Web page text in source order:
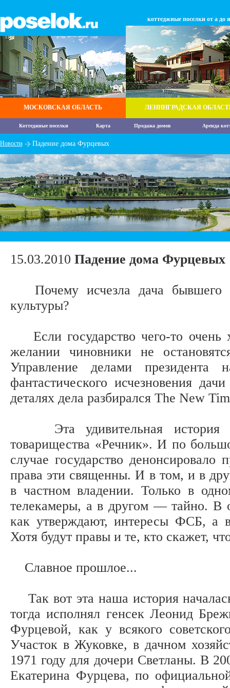
МОСКОВСКАЯ ОБЛАСТЬ
коттеджные поселки от а до я
ЛЕНИНГРАДСКАЯ
Коттеджные поселки Карта Продажа домов Аренда
Новости Падение дома Фурцевых
15.03.2010 Падение дома Фурцевых
Почему исчезла дача бывшего
культуры?
Если государство чего-то очень
желании чиновники не
Управление делами президента
фантастического исчезновения
деталях дела разбирался The New
Эта удивительная история
товарищества «Речник». И по
случае государство денонсировало
права эти священны. И в том, и в
в частном владении. Только в
телекамеры, а в другом — тайно. В
как утверждают, интересы ФСБ, а
Хотя будут правы и те, кто скажет,
Славное прошлое...
Так вот эта наша история
тогда исполнял генсек Леонид
Фурцевой, как у всякого
Участок в Жуковке, в дачном
1971 году для дочери Светланы. В
Екатерина Фурцева, по